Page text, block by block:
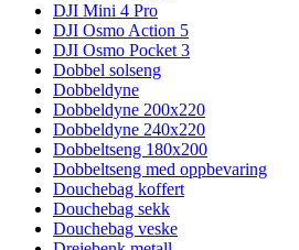
DJI Mini 4 Pro
DJI Osmo Action 5
DJI Osmo Pocket 3
Dobbel solseng
Dobbeldyne
Dobbeldyne 200x220
Dobbeldyne 240x220
Dobbeltseng 180x200
Dobbeltseng med oppbevaring
Douchebag koffert
Douchebag sekk
Douchebag veske